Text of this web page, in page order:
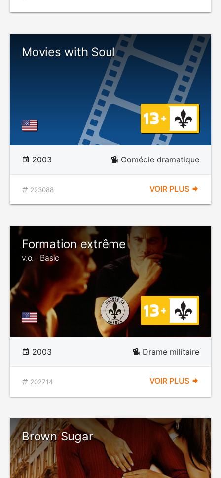
Movies with Soul
2003 Comédie dramatique
223088 VOIR PLUS
Formation extrême
v.o. : Basic
2003 Drame militaire
202714 VOIR PLUS
Brown Sugar